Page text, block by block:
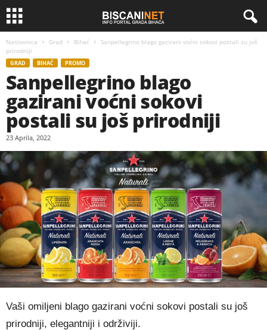
Naslovnica Grad Bihać
Sanpellegrino blago gazirani voćni sokovi postali su još
prirodniji
GRAD BIHAĆ PROMO
Sanpellegrino blago
gazirani voćni sokovi
postali su još prirodniji
23 Aprila, 2022
Vaši omiljeni blago gazirani voćni sokovi postali su još
prirodniji, elegantniji i održiviji.